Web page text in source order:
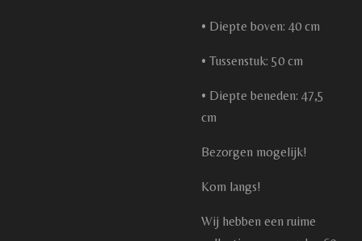
• Diepte boven: 40 cm
• Tussenstuk: 50 cm
• Diepte beneden: 47,5
cm
Bezorgen mogelijk!
Kom langs!
Wij hebben een ruime